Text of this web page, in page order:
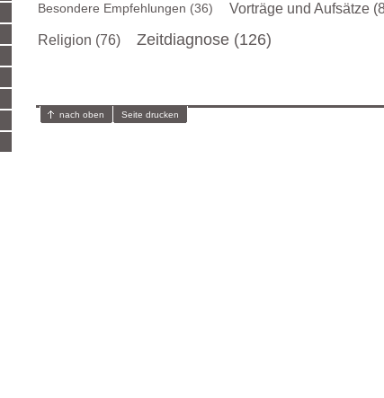
Besondere Empfehlungen (36) Vorträge und Aufsätze
Religion (76) Zeitdiagnose (126)
nach oben Seite drucken